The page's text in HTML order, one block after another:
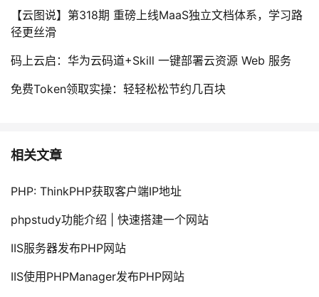
【云图说】第318期 重磅上线MaaS独立文档体系，学习路
径更丝滑
码上云启：华为云码道+Skill 一键部署云资源 Web 服务
免费Token领取实操：轻轻松松节约几百块
相关文章
PHP: ThinkPHP获取客户端IP地址
phpstudy功能介绍 | 快速搭建一个网站
IIS服务器发布PHP网站
IIS使用PHPManager发布PHP网站